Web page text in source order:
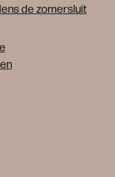
de zomersluit